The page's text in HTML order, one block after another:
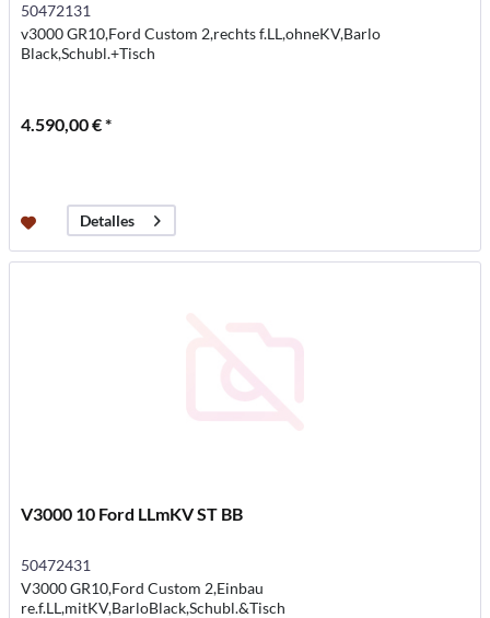
50472131
v3000 GR10,Ford Custom 2,rechts f.LL,ohneKV,Barlo
Black,Schubl.+Tisch
4.590,00 € *
Detalles
V3000 10 Ford LLmKV ST BB
50472431
V3000 GR10,Ford Custom 2,Einbau
re.f.LL,mitKV,BarloBlack,Schubl.&Tisch